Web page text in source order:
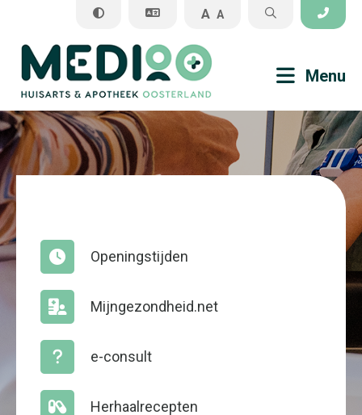
Praktijkinformatie
Medisch
Apotheek
Algemene informatie
A A
Menu
Openingstijden
Mijngezondheid.net
e-consult
Herhaalrecepten